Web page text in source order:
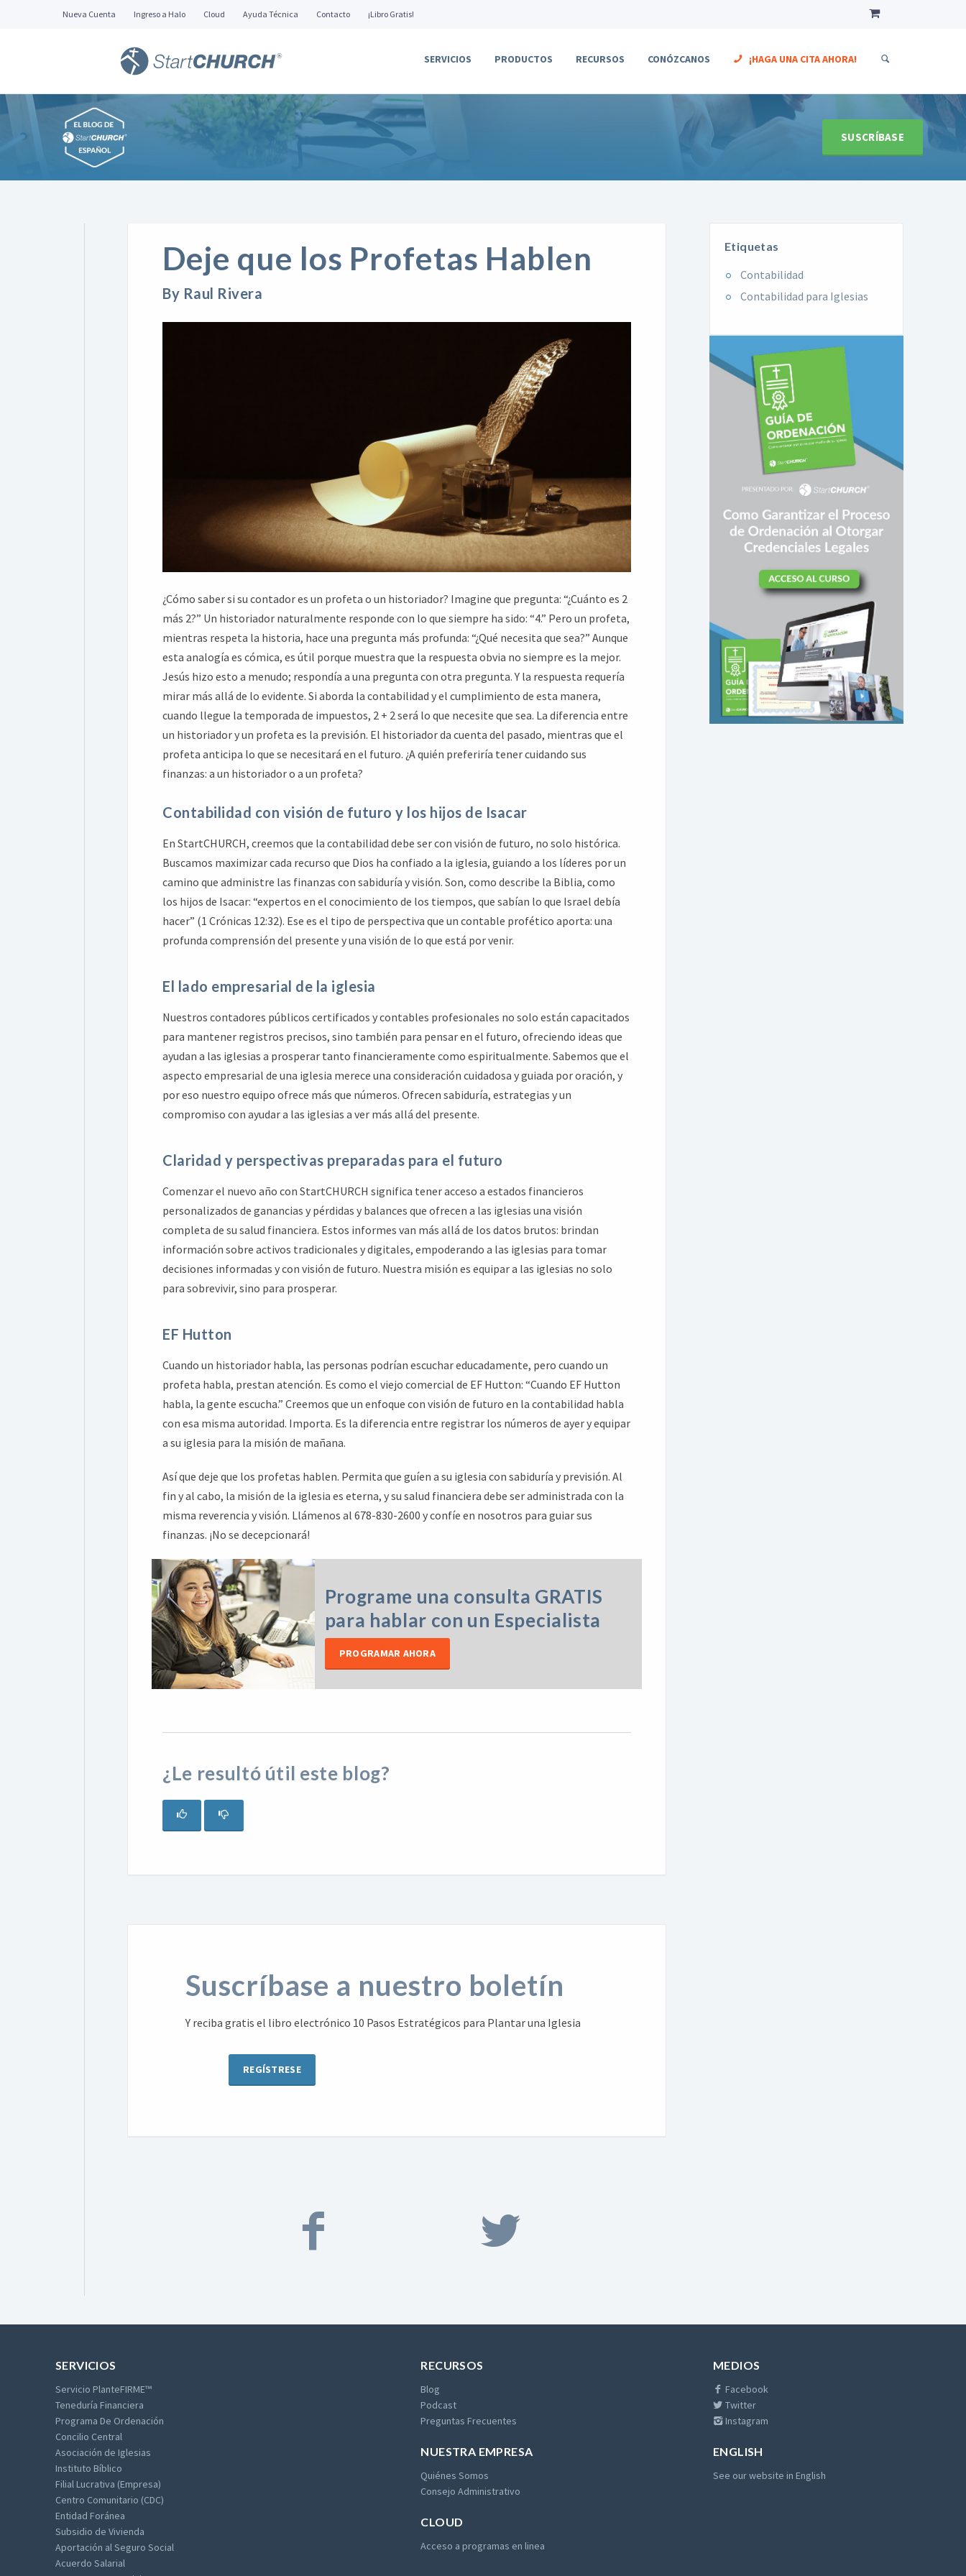
Nueva Cuenta Ingreso a Halo Cloud Ayuda Técnica Contacto ¡Libro Gratis!
SERVICIOS PRODUCTOS RECURSOS CONÓZCANOS ¡HAGA UNA CITA AHORA!
SUSCRÍBASE
Deje que los Profetas Hablen
By Raul Rivera
¿Cómo saber si su contador es un profeta o un historiador? Imagine que pregunta: “¿Cuánto es 2
más 2?” Un historiador naturalmente responde con lo que siempre ha sido: “4.” Pero un profeta,
mientras respeta la historia, hace una pregunta más profunda: “¿Qué necesita que sea?” Aunque
esta analogía es cómica, es útil porque muestra que la respuesta obvia no siempre es la mejor.
Jesús hizo esto a menudo; respondía a una pregunta con otra pregunta. Y la respuesta requería
mirar más allá de lo evidente. Si aborda la contabilidad y el cumplimiento de esta manera,
cuando llegue la temporada de impuestos, 2 + 2 será lo que necesite que sea. La diferencia entre
un historiador y un profeta es la previsión. El historiador da cuenta del pasado, mientras que el
profeta anticipa lo que se necesitará en el futuro. ¿A quién preferiría tener cuidando sus
finanzas: a un historiador o a un profeta?
Contabilidad con visión de futuro y los hijos de Isacar
En StartCHURCH, creemos que la contabilidad debe ser con visión de futuro, no solo histórica.
Buscamos maximizar cada recurso que Dios ha confiado a la iglesia, guiando a los líderes por un
camino que administre las finanzas con sabiduría y visión. Son, como describe la Biblia, como
los hijos de Isacar: “expertos en el conocimiento de los tiempos, que sabían lo que Israel debía
hacer” (1 Crónicas 12:32). Ese es el tipo de perspectiva que un contable profético aporta: una
profunda comprensión del presente y una visión de lo que está por venir.
El lado empresarial de la iglesia
Nuestros contadores públicos certificados y contables profesionales no solo están capacitados
para mantener registros precisos, sino también para pensar en el futuro, ofreciendo ideas que
ayudan a las iglesias a prosperar tanto financieramente como espiritualmente. Sabemos que el
aspecto empresarial de una iglesia merece una consideración cuidadosa y guiada por oración, y
por eso nuestro equipo ofrece más que números. Ofrecen sabiduría, estrategias y un
compromiso con ayudar a las iglesias a ver más allá del presente.
Claridad y perspectivas preparadas para el futuro
Comenzar el nuevo año con StartCHURCH significa tener acceso a estados financieros
personalizados de ganancias y pérdidas y balances que ofrecen a las iglesias una visión
completa de su salud financiera. Estos informes van más allá de los datos brutos: brindan
información sobre activos tradicionales y digitales, empoderando a las iglesias para tomar
decisiones informadas y con visión de futuro. Nuestra misión es equipar a las iglesias no solo
para sobrevivir, sino para prosperar.
EF Hutton
Cuando un historiador habla, las personas podrían escuchar educadamente, pero cuando un
profeta habla, prestan atención. Es como el viejo comercial de EF Hutton: “Cuando EF Hutton
habla, la gente escucha.” Creemos que un enfoque con visión de futuro en la contabilidad habla
con esa misma autoridad. Importa. Es la diferencia entre registrar los números de ayer y equipar
a su iglesia para la misión de mañana.
Así que deje que los profetas hablen. Permita que guíen a su iglesia con sabiduría y previsión. Al
fin y al cabo, la misión de la iglesia es eterna, y su salud financiera debe ser administrada con la
misma reverencia y visión. Llámenos al 678-830-2600 y confíe en nosotros para guiar sus
finanzas. ¡No se decepcionará!
Programe una consulta GRATIS
para hablar con un Especialista
PROGRAMAR AHORA
¿Le resultó útil este blog?
Suscríbase a nuestro boletín
Y reciba gratis el libro electrónico 10 Pasos Estratégicos para Plantar una Iglesia
REGÍSTRESE
Etiquetas
Contabilidad
Contabilidad para Iglesias
SERVICIOS
Servicio PlanteFIRME™
Teneduría Financiera
Programa De Ordenación
Concilio Central
Asociación de Iglesias
Instituto Bíblico
Filial Lucrativa (Empresa)
Centro Comunitario (CDC)
Entidad Foránea
Subsidio de Vivienda
Aportación al Seguro Social
Acuerdo Salarial
RECURSOS
Blog
Podcast
Preguntas Frecuentes
NUESTRA EMPRESA
Quiénes Somos
Consejo Administrativo
CLOUD
Acceso a programas en linea
MEDIOS
Facebook
Twitter
Instagram
ENGLISH
See our website in English